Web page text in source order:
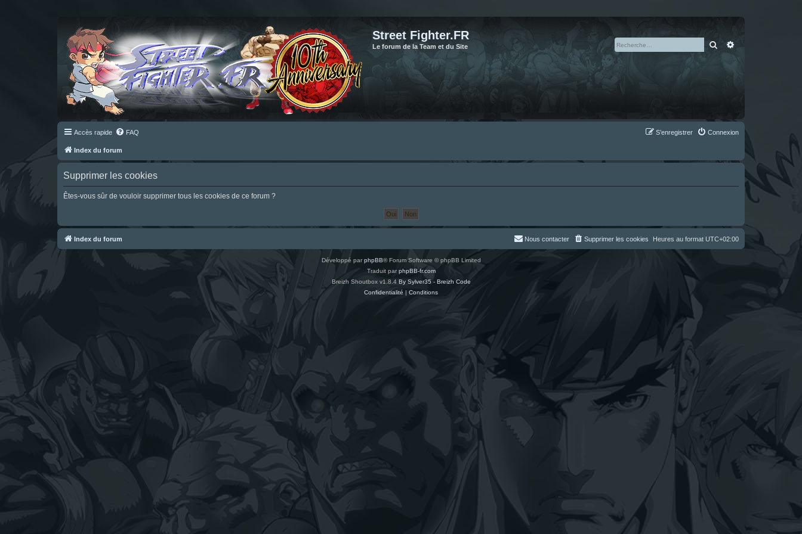
Street Fighter.FR
Le forum de la Team et du Site Rechercher
Accès rapide FAQ Connexion
S’enregistrer
Index du forum
Supprimer les cookies
Êtes-vous sûr de vouloir supprimer tous les cookies de ce forum ?
Index du forum Heures au format UTC+02:00
Supprimer les cookies
Nous contacter
Développé parphpBB® Forum Software © phpBB Limited
Traduit parphpBB-fr.com
Breizh Shoutbox v1.8.4 By Sylver35 - Breizh Code
Confidentialité | Conditions